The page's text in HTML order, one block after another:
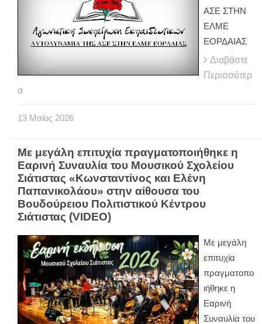
ΑΣΕ ΣΤΗΝ
ΕΛΜΕ
ΕΟΡΔΑΙΑΣ
Διαβάστε
Περισσότερ
α
13 Μαϊος 2026
Με μεγάλη επιτυχία πραγματοποιήθηκε η
Εαρινή Συναυλία του Μουσικού Σχολείου
Σιάτιστας «Κωνσταντίνος και Ελένη
Παπανικολάου» στην αίθουσα του
Βουδούρειου Πολιτιστικού Κέντρου
Σιάτιστας (VIDEO)
Με μεγάλη
επιτυχία
πραγματοπο
ιήθηκε η
Εαρινή
Συναυλία του